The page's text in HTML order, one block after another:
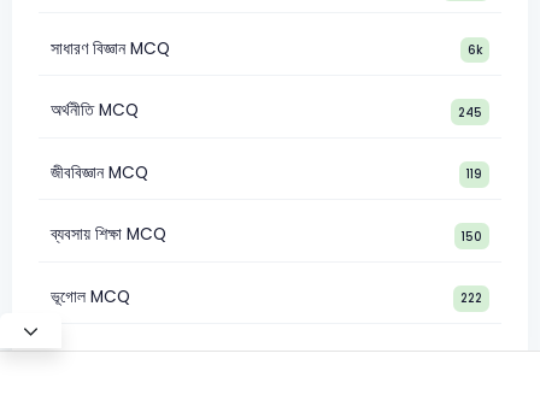
সাধারণ বিজ্ঞান MCQ 6k
অর্থনীতি MCQ 245
জীববিজ্ঞান MCQ 119
ব্যবসায় শিক্ষা MCQ 150
ভূগোল MCQ 222